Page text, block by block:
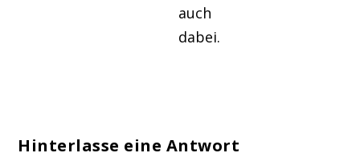
auch
dabei.
Hinterlasse eine Antwort